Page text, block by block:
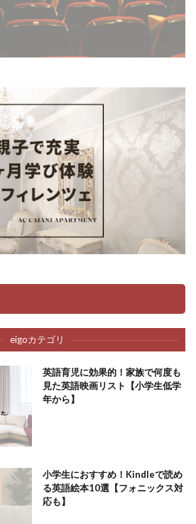
eigoカテゴリ
英語育児に効果的！家族で何度も
見た英語映画リスト【小学生低学
年から】
小学生におすすめ！Kindleで読め
る英語絵本10選【フォニックス対
応も】